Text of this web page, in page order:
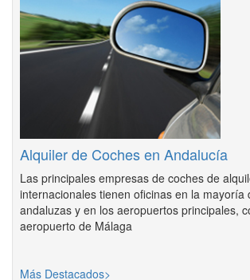
Alquiler de Coches en Andalucía
Las principales empresas de coches de
internacionales tienen oficinas en la mayoría
andaluzas y en los aeropuertos principales,
aeropuerto de Málaga
Más Destacados>